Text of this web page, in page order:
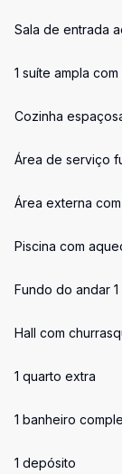
Sala de entrada
1 suíte ampla
Cozinha
Área de serviço
Área externa
Piscina com
Fundo do andar
Hall com
1 quarto extra
1 banheiro
1 depósito